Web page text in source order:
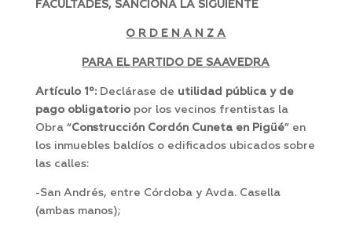
FACULTADES, SANCIONA LA SIGUIENTE
O R D E N A N Z A
PARA EL PARTIDO DE SAAVEDRA
Artículo 1º:Declárase de utilidad pública y de
pago obligatorio por los vecinos frentistas la
Obra “Construcción Cordón Cuneta en Pigüé” en
los inmuebles baldíos o edificados ubicados sobre
las calles:
-San Andrés, entre Córdoba y Avda. Casella
(ambas manos);